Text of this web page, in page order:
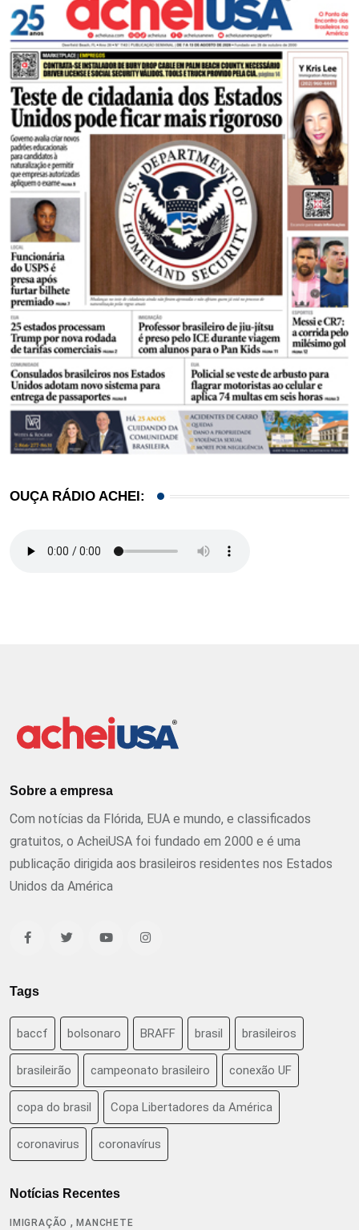
OUÇA RÁDIO ACHEI:
Sobre a empresa
Com notícias da Flórida, EUA e mundo, e classificados
gratuitos, o AcheiUSA foi fundado em 2000 e é uma
publicação dirigida aos brasileiros residentes nos Estados
Unidos da América
Tags
baccf bolsonaro BRAFF brasil brasileiros
brasileirão campeonato brasileiro conexão UF
copa do brasil Copa Libertadores da América
coronavirus coronavírus
Notícias Recentes
IMIGRAÇÃO ,MANCHETE